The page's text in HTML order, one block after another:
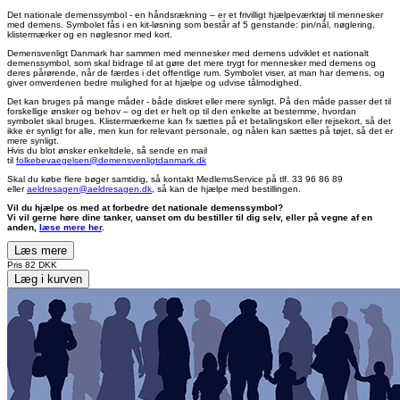
Det nationale demenssymbol - en håndsrækning – er et frivilligt hjælpeværktøj til mennesker
med demens. Symbolet fås i en kit-løsning som består af 5 genstande: pin/nål, nøglering,
klistermærker og en nøglesnor med kort.
Demensvenligt Danmark har sammen med mennesker med demens udviklet et nationalt
demenssymbol, som skal bidrage til at gøre det mere trygt for mennesker med demens og
deres pårørende, når de færdes i det offentlige rum. Symbolet viser, at man har demens, og
giver omverdenen bedre mulighed for at hjælpe og udvise tålmodighed.
Det kan bruges på mange måder - både diskret eller mere synligt. På den måde passer det til
forskellige ønsker og behov – og det er helt op til den enkelte at bestemme, hvordan
symbolet skal bruges. Klistermærkerne kan fx sættes på et betalingskort eller rejsekort, så det
ikke er synligt for alle, men kun for relevant personale, og nålen kan sættes på tøjet, så det er
mere synligt.
Hvis du blot ønsker enkeltdele, så sende en mail
til folkebevaegelsen@demensvenligtdanmark.dk
Skal du købe flere bøger samtidig, så kontakt MedlemsService på tlf. 33 96 86 89
elleraeldresagen@aeldresagen.dk, så kan de hjælpe med bestillingen.
Vil du hjælpe os med at forbedre det nationale demenssymbol?
Vi vil gerne høre dine tanker, uanset om du bestiller til dig selv, eller på vegne af en
anden, læse mere her.
Læs mere
Pris 82 DKK
Læg i kurven